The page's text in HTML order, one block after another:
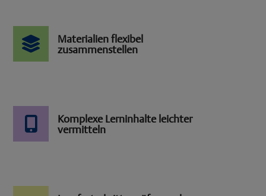
Materialien flexibel
zusammenstellen
Komplexe Lerninhalte leichter
vermitteln